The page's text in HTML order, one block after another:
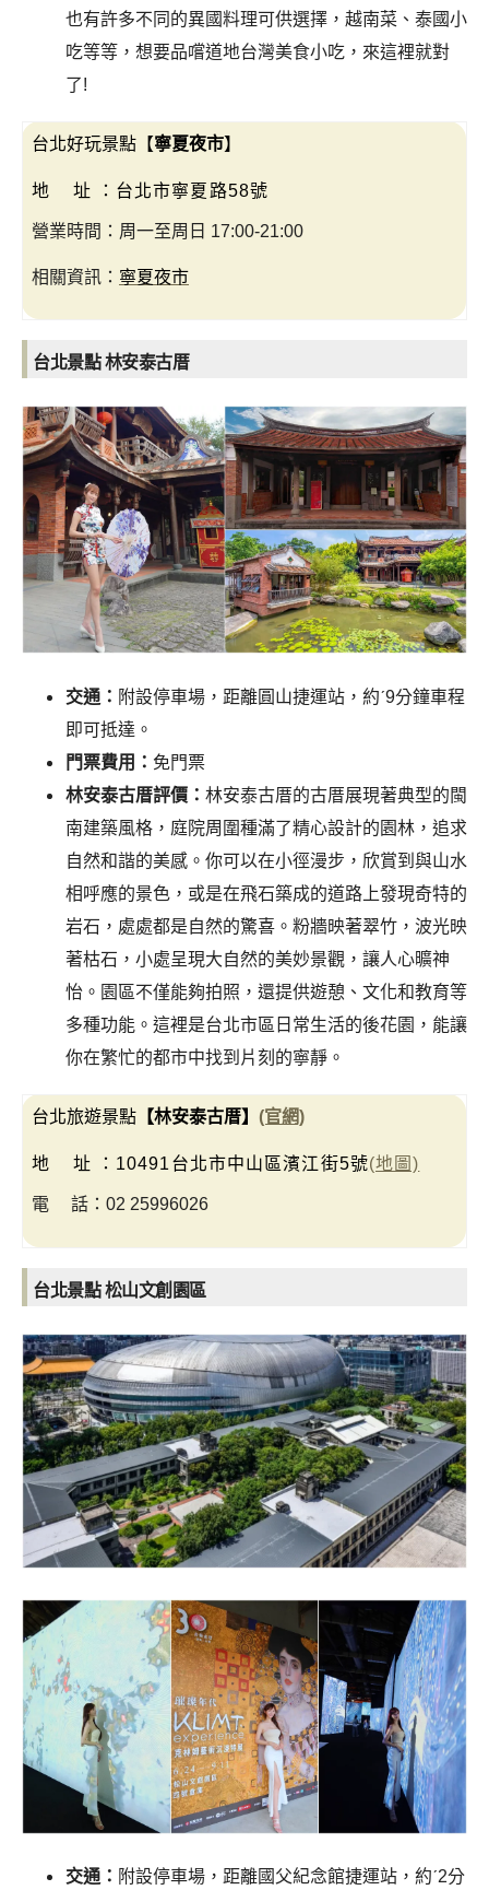
也有許多不同的異國料理可供選擇，越南菜、泰國小
吃等等，想要品嚐道地台灣美食小吃，來這裡就對
了!
台北好玩景點【寧夏夜市】
地 址 ：台北市寧夏路58號
營業時間：周一至周日 17:00-21:00
相關資訊： 寧夏夜市
台北景點 林安泰古厝
交通： 附設停車場，距離圓山捷運站，約ˊ9分鐘車程
即可抵達。
門票費用： 免門票
林安泰古厝評價： 林安泰古厝的古厝展現著典型的閩
南建築風格，庭院周圍種滿了精心設計的園林，追求
自然和諧的美感。你可以在小徑漫步，欣賞到與山水
相呼應的景色，或是在飛石築成的道路上發現奇特的
岩石，處處都是自然的驚喜。粉牆映著翠竹，波光映
著枯石，小處呈現大自然的美妙景觀，讓人心曠神
怡。園區不僅能夠拍照，還提供遊憩、文化和教育等
多種功能。這裡是台北市區日常生活的後花園，能讓
你在繁忙的都市中找到片刻的寧靜。
台北旅遊景點 【林安泰古厝】 (官網)
地 址 ：10491台北市中山區濱江街5號(地圖)
電 話：02 25996026
台北景點 松山文創園區
交通： 附設停車場，距離國父紀念館捷運站，約ˊ2分